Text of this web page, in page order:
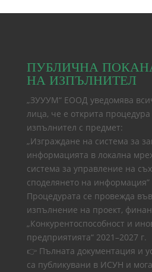
ПУБЛИЧНА
НА ИЗПЪЛНИТЕЛ
„ЗУУУМ“ ЕООД уведомява
лица, че е открита
изпълнител с предмет:
„Изграждане на система за
информацията в локална
система за управление на
споделянето на информация”
Процедурата се провежда
изпълнение на проект,
„Конкурентоспособност и
предприятията“ 2021–2027 г.
👉 Пълната документация и
са публикувани в ИСУН и